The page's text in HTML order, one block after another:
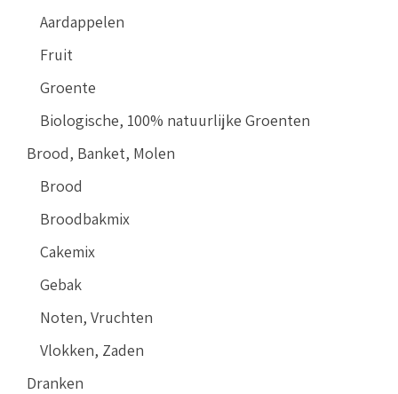
Aardappelen
Fruit
Groente
Biologische, 100% natuurlijke Groenten
Brood, Banket, Molen
Brood
Broodbakmix
Cakemix
Gebak
Noten, Vruchten
Vlokken, Zaden
Dranken